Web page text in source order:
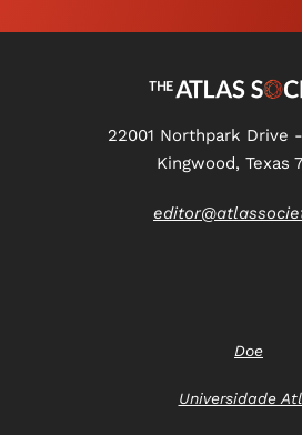
22001 Northpark Drive
Kingwood, Texas
Doe
Universidade